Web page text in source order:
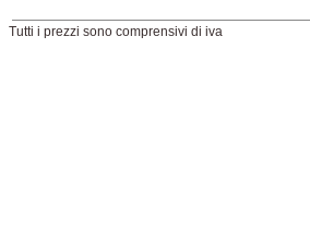
Tutti i prezzi sono comprensivi di iva